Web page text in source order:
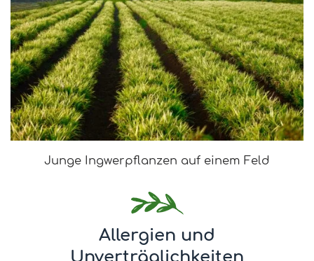
Junge Ingwerpflanzen auf einem Feld
Allergien und
Unverträglichkeiten